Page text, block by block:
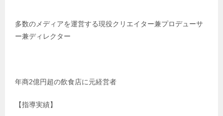
多数のメディアを運営する現役クリエイター兼プロデューサ
ー兼ディレクター
年商2億円超の飲食店に元経営者
【指導実績】